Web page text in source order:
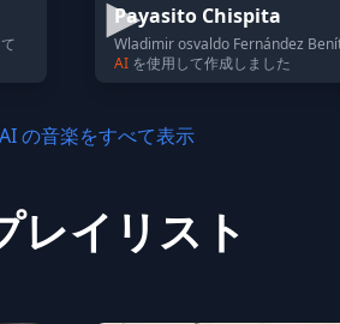
Payasito Chispita
Wladimir osvaldo Fernández
AI を使用して作成しました
の音楽をすべて表示
レイリスト